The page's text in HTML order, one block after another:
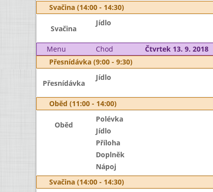
Svačina (14:00 - 14:30)
Svačina
Jídlo
Menu Chod Čtvrtek 13. 9. 2018
Přesnídávka (9:00 - 9:30)
Přesnídávka
Jídlo
Oběd (11:00 - 14:00)
Oběd
Polévka
Jídlo
Příloha
Doplněk
Nápoj
Svačina (14:00 - 14:30)